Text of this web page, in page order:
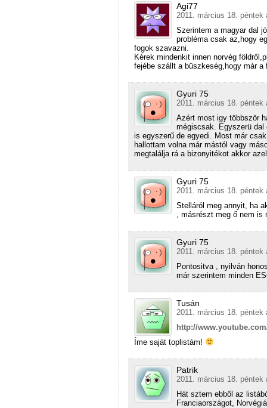
Agi77
2011. március 18. péntek
Szerintem a magyar dal
probléma csak az,hogy
fogok szavazni.
Kérek mindenkit innen norvég
fejébe szállt a büszkeség,hogy már
Gyuri 75
2011. március 18. péntek
Azért most igy többször
mégiscsak. Egyszerü
is egyszerű de egyedi. Most már
hallottam volna már mástól vagy
megtalálja rá a bizonyitékot akkor
Gyuri 75
2011. március 18. péntek
Stelláról meg annyit, ha
, másrészt meg ő nem is
Gyuri 75
2011. március 18. péntek
Pontositva , nyilván
már szerintem minden
Tusán
2011. március 18. péntek
http://
Íme saját toplistám!
Patrik
2011. március 18. péntek
Hát sztem ebből az
Franciaországot,